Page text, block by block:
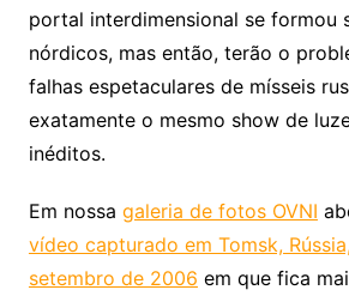
portal interdimensional se formou
nórdicos, mas então, terão o
falhas espetaculares de mísseis
exatamente o mesmo show de
inéditos.
Em nossa galeria de fotos OVNI
vídeo capturado em Tomsk,
setembro de 2006 em que fica